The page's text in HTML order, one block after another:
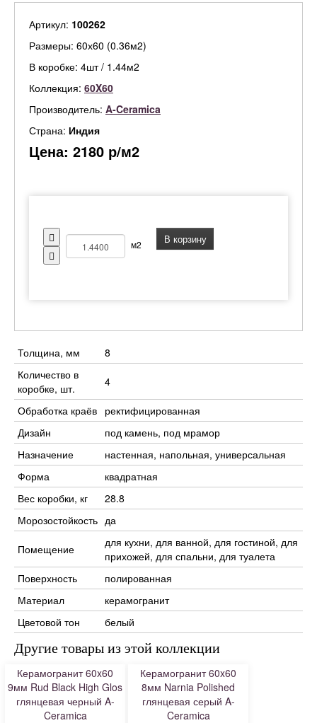
Артикул: 100262
Размеры: 60х60 (0.36м2)
В коробке: 4шт / 1.44м2
Коллекция: 60X60
Производитель: A-Ceramica
Страна: Индия
Цена: 2180 р/м2
м2 В корзину
Толщина, мм
8
Количество в
коробке, шт.
4
Обработка краёв ректифицированная
Дизайн
под камень, под мрамор
Назначение
настенная, напольная, универсальная
Форма
квадратная
Вес коробки, кг
28.8
Морозостойкость да
Помещение
для кухни, для ванной, для гостиной, для
прихожей, для спальни, для туалета
Поверхность
полированная
Материал
керамогранит
Цветовой тон
белый
Другие товары из этой коллекции
Керамогранит 60x60
9мм Rud Black High Glos
глянцевая черный A-
Ceramica
Керамогранит 60x60
8мм Narnia Polished
глянцевая серый A-
Ceramica